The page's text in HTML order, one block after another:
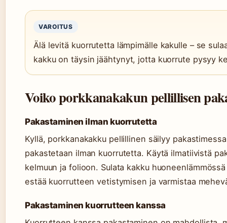
VAROITUS
Älä levitä kuorrutetta lämpimälle kakulle – se
kakku on täysin jäähtynyt, jotta kuorrute pysyy
Voiko porkkanakakun pellillisen
Pakastaminen ilman kuorrutetta
Kyllä, porkkanakakku pellillinen säilyy
pakastetaan ilman kuorrutetta. Käytä ilmatiivistä
kelmuun ja folioon. Sulata kakku
estää kuorrutteen vetistymisen ja varmistaa
Pakastaminen kuorrutteen kanssa